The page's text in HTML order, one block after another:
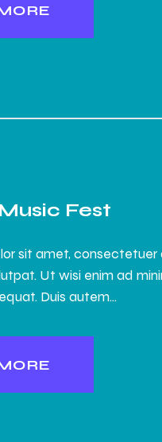
Fest
sit amet,
Ut wisi enim ad
Duis autem…